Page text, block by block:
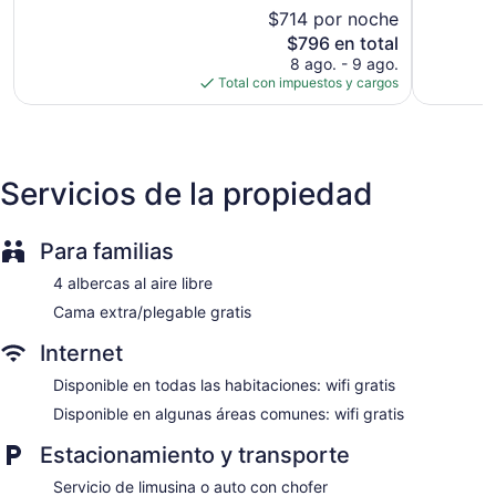
Servicio de recepción las 24 horas
Servicio de limusina o auto con chofer
Asistencia turística y para la compra de entradas
Servicios de concierge
Organización de bodas
Terraza
Jardín
Servicio de salón de belleza
Tiendas en la propiedad
Botones
Bar junto a la alberca
$714 por noche
El
precio
actual
es
$796 en total
8 ago. - 9 ago.
Total con impuestos y cargos
Servicios de la propiedad
Para familias
4 albercas al aire libre
Cama extra/plegable gratis
Internet
Disponible en todas las habitaciones: wifi gratis
Disponible en algunas áreas comunes: wifi gratis
Estacionamiento y transporte
Servicio de limusina o auto con chofer